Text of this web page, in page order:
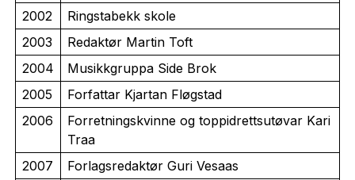
2002
Ringstabekk skole
2003
Redaktør Martin Toft
2004
Musikkgruppa Side Brok
2005
Forfattar Kjartan Fløgstad
2006
Forretningskvinne og toppidrettsutøvar Kari
Traa
2007
Forlagsredaktør Guri Vesaas